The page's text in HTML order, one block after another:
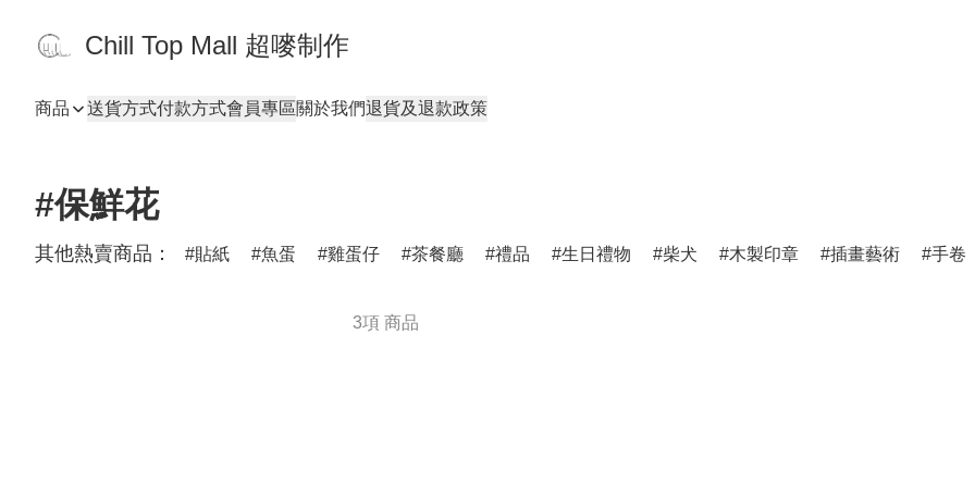
Chill Top Mall 超嘜制作
商品 送貨方式付款方式會員專區關於我們退貨及退款政策
#保鮮花
其他熱賣商品： 貼紙 魚蛋 雞蛋仔 茶餐廳 禮品 生日禮物 柴犬 木製印章 插畫藝術 手卷
3項 商品